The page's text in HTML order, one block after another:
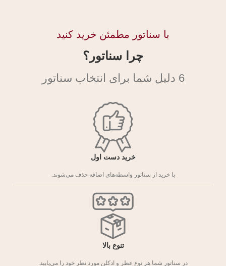
با سناتور مطمئن خرید کنید
چرا سناتور؟
6 دلیل شما برای انتخاب سناتور
خرید دست اول
با خرید از سناتور واسطه‌های اضافه حذف می‌شوند.
تنوع بالا
در سناتور شما هر نوع عطر و ادکلن مورد نظر خود را می‌یابید.